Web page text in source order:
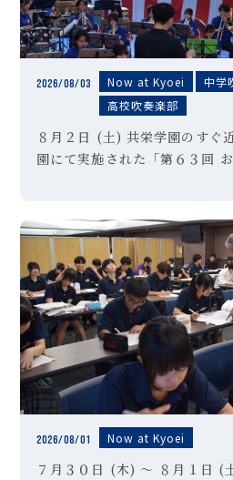
2026/08/03 Now at Kyoei
中学
高校吹奏楽部
８月２日 (土) 共栄学園のすぐ
園にて実施された「第６３回
始まり、アンコー […]
2026/08/01 Now at Kyoei
７月３０日 (木) ～ ８月１日 (